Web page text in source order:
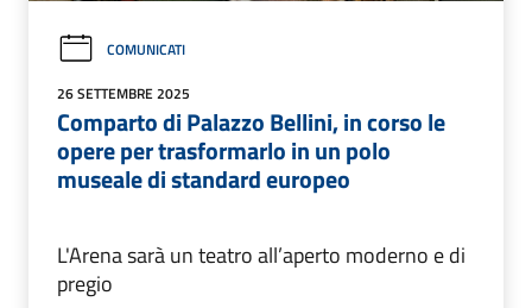
COMUNICATI
26 SETTEMBRE 2025
Comparto di Palazzo Bellini, in corso le
opere per trasformarlo in un polo
museale di standard europeo
L'Arena sarà un teatro all’aperto moderno e di
pregio